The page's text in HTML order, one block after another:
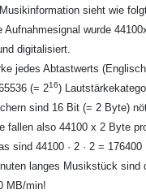
sieht wie
Aufnahmesignal wurde
digitalisiert.
jedes Abtastwerts
(= 216)
sind 16 Bit (= 2 Byte)
fallen also 44100 x 2 Byte
sind 44100 · 2 · 2 =
langes Musikstück sind
MB/min!